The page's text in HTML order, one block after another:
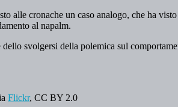
alle cronache un caso analogo, che ha
al napalm.
svolgersi della polemica sul
Flickr, CC BY 2.0